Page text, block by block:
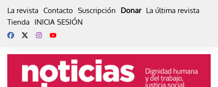
La revista Contacto Suscripción Donar La última revista
Tienda
INICIA SESIÓN